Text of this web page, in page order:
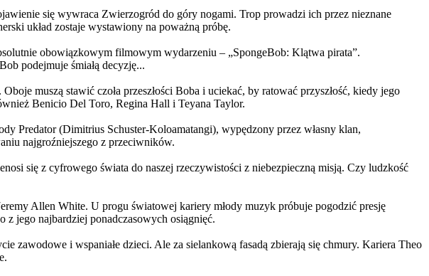
się wywraca Zwierzogród do góry nogami. Trop prowadzi ich przez nieznane
układ zostaje wystawiony na poważną próbę.
obowiązkowym filmowym wydarzeniu – „SpongeBob: Klątwa pirata”.
podejmuje śmiałą decyzję...
muszą stawić czoła przeszłości Boba i uciekać, by ratować przyszłość, kiedy jego
Benicio Del Toro, Regina Hall i Teyana Taylor.
Predator (Dimitrius Schuster-Koloamatangi), wypędzony przez własny klan,
najgroźniejszego z przeciwników.
się z cyfrowego świata do naszej rzeczywistości z niebezpieczną misją. Czy ludzkość
Allen White. U progu światowej kariery młody muzyk próbuje pogodzić presję
z jego najbardziej ponadczasowych osiągnięć.
zawodowe i wspaniałe dzieci. Ale za sielankową fasadą zbierają się chmury. Kariera Theo